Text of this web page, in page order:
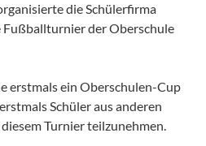
die Schülerfirma
Fußballturnier der Oberschule
erstmals ein Oberschulen-Cup
Schüler aus anderen
Turnier teilzunehmen.